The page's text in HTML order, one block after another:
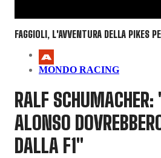
FAGGIOLI, L'AVVENTURA DELLA PIKES
MONDO RACING
RALF
ALONSO
DALLA F1"